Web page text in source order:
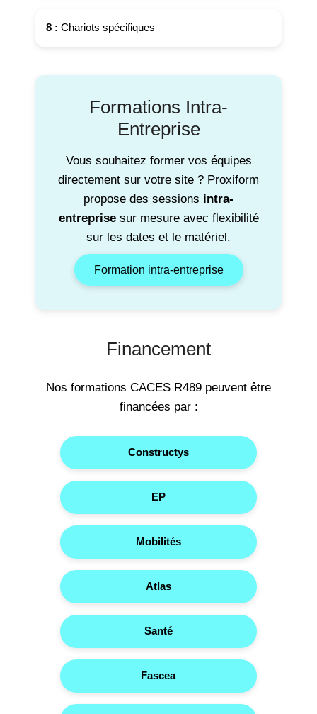
8 : Chariots spécifiques
Formations Intra-
Entreprise
Vous souhaitez former vos équipes
directement sur votre site ? Proxiform
propose des sessions intra-
entreprisesur mesure avec flexibilité
sur les dates et le matériel.
Formation intra-entreprise
Financement
Nos formations CACES R489 peuvent être
financées par :
Constructys
EP
Mobilités
Atlas
Santé
Fascea